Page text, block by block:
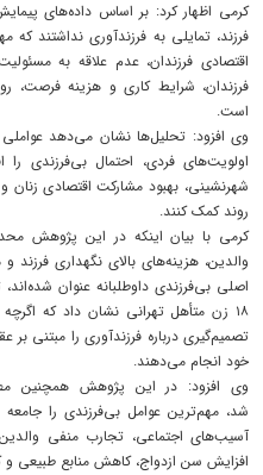
فرزند، تمایلی به فرزندآوری نداشتند
اقتصادی فرزندان، عدم علاقه به
فرزندان، شرایط کاری و هزینه فرصت،
است.
وی افزود: تحلیل‌ها نشان می‌دهد عواملی
اولویت‌های فردی، احتمال بی‌فرزندی
شهرنشینی، بهبود مشارکت اقتصادی
روند کمک کنند.
کرمی با بیان اینکه در این پژوهش
والدین، هزینه‌های بالای نگهداری فرزند
۱۸ زن متأهل تهرانی نشان داد که
تصمیم‌گیری درباره فرزندآوری را مبتنی بر
خود انجام می‌دهند.
شد، مهم‌ترین عوامل بی‌فرزندی را جامعه
آسیب‌های اجتماعی، تجارب منفی
افزایش سن ازدواج، کاهش منابع طبیعی و